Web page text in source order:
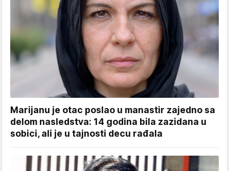
Marijanu je otac poslao u manastir zajedno sa
delom nasledstva: 14 godina bila zazidana u
sobici, ali je u tajnosti decu rađala